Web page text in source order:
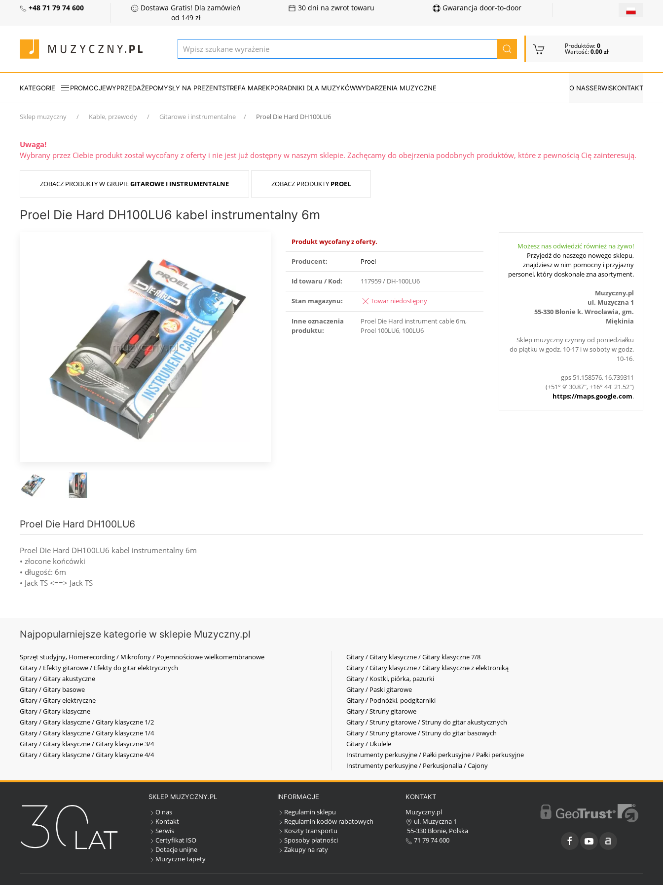
+48 71 79 74 600
Dostawa Gratis! Dla zamówień
od 149 zł
30 dni na zwrot towaru Gwarancja door-to-door
Produktów:0
Wartość:0.00 zł
KATEGORIE PROMOCJEWYPRZEDAŻEPOMYSŁY NA PREZENTSTREFA MAREKPORADNIKI DLA MUZYKÓWWYDARZENIA MUZYCZNE O NASSERWISKONTAKT
Sklep muzyczny Kable, przewody Gitarowe i instrumentalne Proel Die Hard DH100LU6
Uwaga!
Wybrany przez Ciebie produkt został wycofany z oferty i nie jest już dostępny w naszym sklepie. Zachęcamy do obejrzenia podobnych produktów, które z pewnością Cię zainteresują.
ZOBACZ PRODUKTY W GRUPIEGITAROWE I INSTRUMENTALNE ZOBACZ PRODUKTY PROEL
Proel Die Hard DH100LU6 kabel instrumentalny 6m
Produkt wycofany z oferty.
Producent: Proel
Id towaru / Kod: 117959 / DH-100LU6
Stan magazynu: Towar niedostępny
Inne oznaczenia
produktu:
Proel Die Hard instrument cable 6m,
Proel 100LU6, 100LU6
Możesz nas odwiedzić również na żywo!
Przyjedź do naszego nowego sklepu,
znajdziesz w nim pomocny i przyjazny
personel, który doskonale zna asortyment.
Muzyczny.pl
ul. Muzyczna 1
55-330 Błonie k. Wrocławia, gm.
Miękinia
Sklep muzyczny czynny od poniedziałku
do piątku w godz. 10-17 i w soboty w godz.
10-16.
gps 51.158576, 16.739311
(+51° 9' 30.87", +16° 44' 21.52")
https://maps.google.com.
Proel Die Hard DH100LU6
Proel Die Hard DH100LU6 kabel instrumentalny 6m
• złocone końcówki
• długość: 6m
• Jack TS <==> Jack TS
Najpopularniejsze kategorie w sklepie Muzyczny.pl
Sprzęt studyjny, Homerecording / Mikrofony / Pojemnościowe wielkomembranowe
Gitary / Efekty gitarowe / Efekty do gitar elektrycznych
Gitary / Gitary akustyczne
Gitary / Gitary basowe
Gitary / Gitary elektryczne
Gitary / Gitary klasyczne
Gitary / Gitary klasyczne / Gitary klasyczne 1/2
Gitary / Gitary klasyczne / Gitary klasyczne 1/4
Gitary / Gitary klasyczne / Gitary klasyczne 3/4
Gitary / Gitary klasyczne / Gitary klasyczne 4/4
Gitary / Gitary klasyczne / Gitary klasyczne 7/8
Gitary / Gitary klasyczne / Gitary klasyczne z elektroniką
Gitary / Kostki, piórka, pazurki
Gitary / Paski gitarowe
Gitary / Podnóżki, podgitarniki
Gitary / Struny gitarowe
Gitary / Struny gitarowe / Struny do gitar akustycznych
Gitary / Struny gitarowe / Struny do gitar basowych
Gitary / Ukulele
Instrumenty perkusyjne / Pałki perkusyjne / Pałki perkusyjne
Instrumenty perkusyjne / Perkusjonalia / Cajony
SKLEP MUZYCZNY.PL
O nas
Kontakt
Serwis
Certyfikat ISO
Dotacje unijne
Muzyczne tapety
INFORMACJE
Regulamin sklepu
Regulamin kodów rabatowych
Koszty transportu
Sposoby płatności
Zakupy na raty
KONTAKT
Muzyczny.pl
ul. Muzyczna 1
55-330 Błonie, Polska
71 79 74 600